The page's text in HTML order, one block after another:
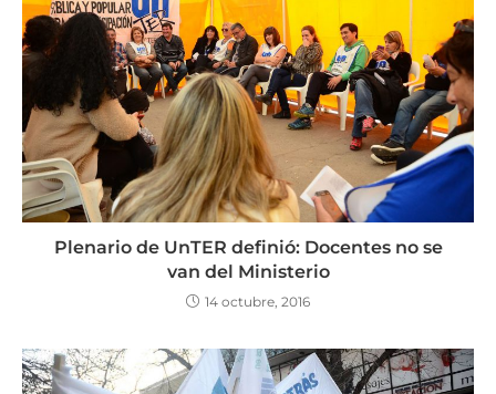
Plenario de UnTER definió: Docentes no se
van del Ministerio
14 octubre, 2016